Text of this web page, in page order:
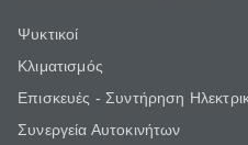
Ψυκτικοί
Κλιματισμός
Επισκευές - Συντήρηση
Συνεργεία Αυτοκινήτων